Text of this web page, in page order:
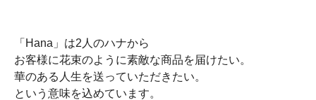
「Hana」は2人のハナから
お客様に花束のように素敵な商品を届けたい。
華のある人生を送っていただきたい。
という意味を込めています。